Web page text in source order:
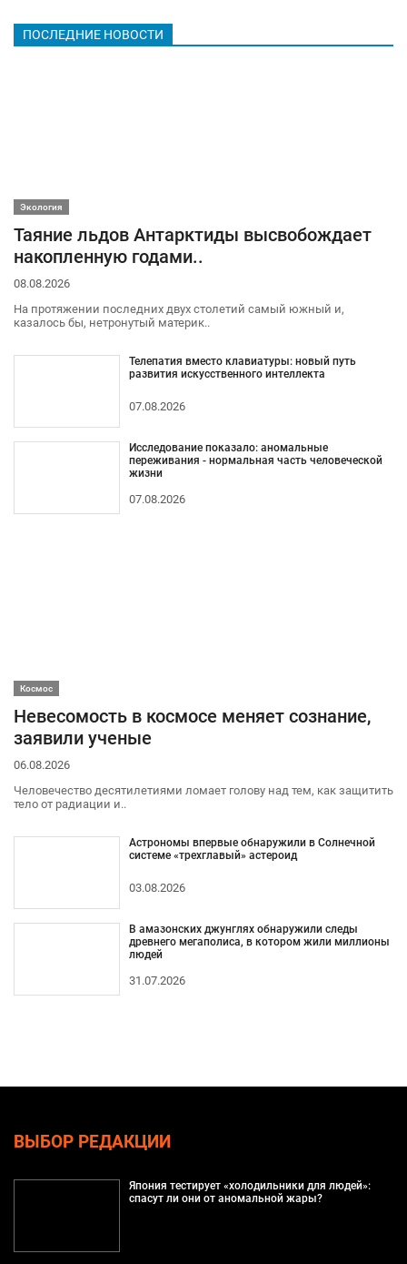
ПОСЛЕДНИЕ НОВОСТИ
Экология
Таяние льдов Антарктиды высвобождает
накопленную годами..
08.08.2026
На протяжении последних двух столетий самый южный и,
казалось бы, нетронутый материк..
Телепатия вместо клавиатуры: новый путь
развития искусственного интеллекта
07.08.2026
Исследование показало: аномальные
переживания - нормальная часть человеческой
жизни
07.08.2026
Космос
Невесомость в космосе меняет сознание,
заявили ученые
06.08.2026
Человечество десятилетиями ломает голову над тем, как защитить
тело от радиации и..
Астрономы впервые обнаружили в Солнечной
системе «трехглавый» астероид
03.08.2026
В амазонских джунглях обнаружили следы
древнего мегаполиса, в котором жили миллионы
людей
31.07.2026
ВЫБОР РЕДАКЦИИ
Япония тестирует «холодильники для людей»:
спасут ли они от аномальной жары?